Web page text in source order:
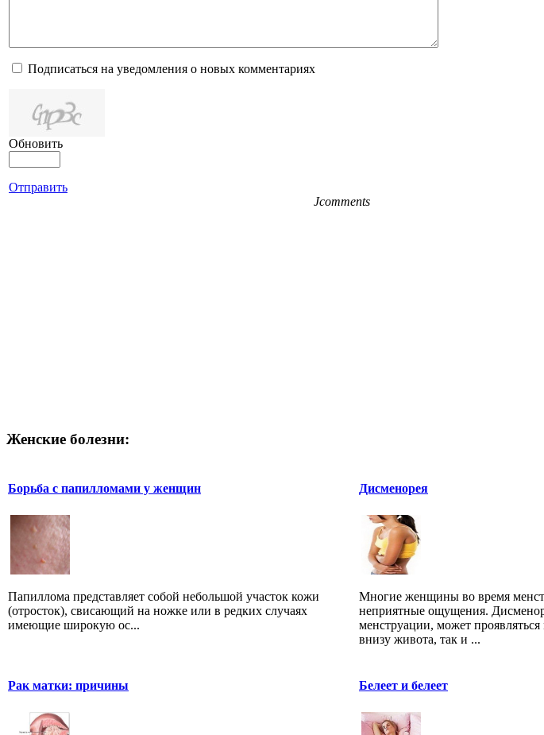
Подписаться на уведомления о новых комментариях
Обновить
Отправить
Jcomments
Женские болезни:
Борьба с папилломами у женщин
Папиллома представляет собой небольшой участок кожи
(отросток), свисающий на ножке или в редких случаях
имеющие широкую ос...
Дисменорея
Многие женщины во время
неприятные ощущения.
менструации, может
внизу живота, так и ...
Рак матки: причины Белеет и белеет